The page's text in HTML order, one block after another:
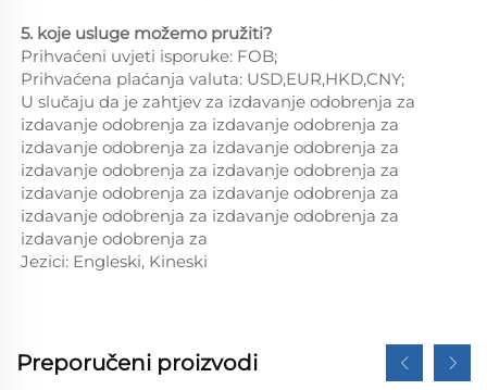
5. koje usluge možemo pružiti?
Prihvaćeni uvjeti isporuke: FOB;
Prihvaćena plaćanja valuta: USD,EUR,HKD,CNY;
U slučaju da je zahtjev za izdavanje odobrenja za
izdavanje odobrenja za izdavanje odobrenja za
izdavanje odobrenja za izdavanje odobrenja za
izdavanje odobrenja za izdavanje odobrenja za
izdavanje odobrenja za izdavanje odobrenja za
izdavanje odobrenja za izdavanje odobrenja za
izdavanje odobrenja za
Jezici: Engleski, Kineski
Preporučeni proizvodi